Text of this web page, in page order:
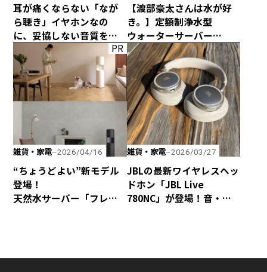
耳が痛くならない「なが
ら聴き」イヤホンなの
に、妥協しない音質を追
求した「HP-H300BT」が
発売！
【渡部豪太さんは水が好
き。】定額制浄水型
ウォーターサーバー
every frecious tallを
使ってみた
PR
雑貨・家電 2026/04/16
“ちょうどよい”新モデル
登場！
天然水サーバー「フレ
雑貨・家電 2026/03/27
JBLの最新ワイヤレスヘッ
ドホン「JBL Live
780NC」が登場！音・装